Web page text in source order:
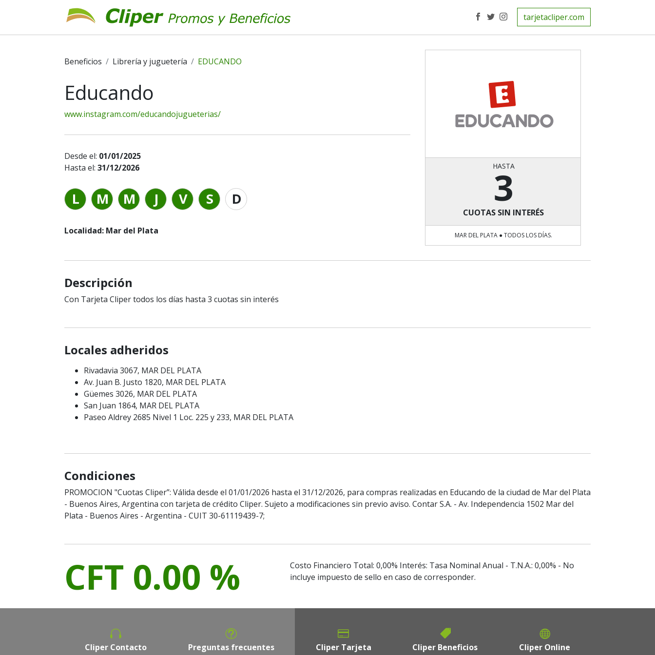
tarjetacliper.com
Beneficios Librería y juguetería EDUCANDO
Educando
www.instagram.com/educandojugueterias/
Desde el: 01/01/2025
Hasta el: 31/12/2026
L M M J V S D
Localidad: Mar del Plata
HASTA
3
CUOTAS SIN INTERÉS
MAR DEL PLATA ● TODOS LOS DÍAS.
Descripción
Con Tarjeta Cliper todos los días hasta 3 cuotas sin interés
Locales adheridos
Rivadavia 3067, MAR DEL PLATA
Av. Juan B. Justo 1820, MAR DEL PLATA
Güemes 3026, MAR DEL PLATA
San Juan 1864, MAR DEL PLATA
Paseo Aldrey 2685 Nivel 1 Loc. 225 y 233, MAR DEL PLATA
Condiciones
PROMOCION "Cuotas Cliper”: Válida desde el 01/01/2026 hasta el 31/12/2026, para compras realizadas en Educando de la ciudad de Mar del Plata
- Buenos Aires, Argentina con tarjeta de crédito Cliper. Sujeto a modificaciones sin previo aviso. Contar S.A. - Av. Independencia 1502 Mar del
Plata - Buenos Aires - Argentina - CUIT 30-61119439-7;
CFT 0.00 %
Costo Financiero Total: 0,00% Interés: Tasa Nominal Anual - T.N.A.: 0,00% - No
incluye impuesto de sello en caso de corresponder.
Cliper Contacto Preguntas frecuentes Cliper Tarjeta Cliper Beneficios Cliper Online